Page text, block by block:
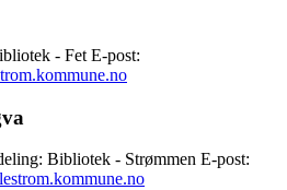
- Fet E-post:
Bibliotek - Strømmen E-post: